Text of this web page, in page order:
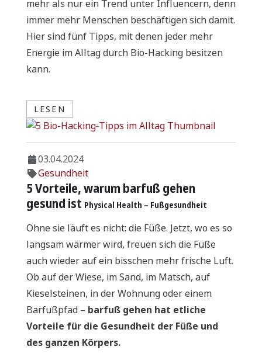
mehr als nur ein Trend unter Influencern, denn
immer mehr Menschen beschäftigen sich damit.
Hier sind fünf Tipps, mit denen jeder mehr
Energie im Alltag durch Bio-Hacking besitzen
kann.
LESEN
03.04.2024
Gesundheit
5 Vorteile, warum barfuß gehen
gesund ist Physical Health – Fußgesundheit
Ohne sie läuft es nicht: die Füße. Jetzt, wo es so
langsam wärmer wird, freuen sich die Füße
auch wieder auf ein bisschen mehr frische Luft.
Ob auf der Wiese, im Sand, im Matsch, auf
Kieselsteinen, in der Wohnung oder einem
Barfußpfad – barfuß gehen hat etliche
Vorteile für die Gesundheit der Füße und
des ganzen Körpers.